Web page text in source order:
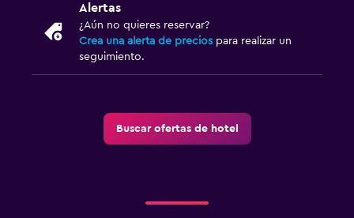
Sala de estar/TV compartida
Estacionamiento gratuito
Alertas
¿Aún no quieres reservar?
Crea una alerta de precios para realizar un
seguimiento.
Buscar ofertas de hotel